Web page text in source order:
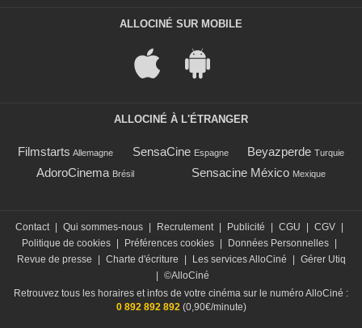
ALLOCINÉ SUR MOBILE
ALLOCINÉ À L'ÉTRANGER
Filmstarts Allemagne SensaCine Espagne Beyazperde Turquie
AdoroCinema Brésil Sensacine México Mexique
Contact | Qui sommes-nous | Recrutement | Publicité | CGU | CGV |
Politique de cookies | Préférences cookies | Données Personnelles |
Revue de presse
| Charte d'écriture | Les services AlloCiné | Gérer Utiq
| ©AlloCiné
Retrouvez tous les horaires et infos de votre cinéma sur le numéro AlloCiné :
0 892 892 892 (0,90€/minute)